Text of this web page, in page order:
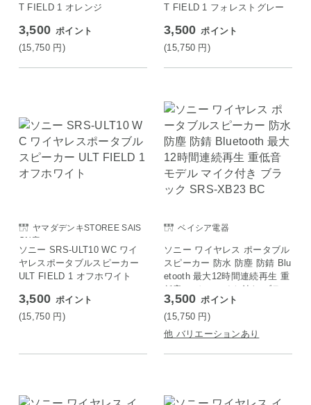
T FIELD 1 オレンジ
3,500 ポイント
(15,750 円)
T FIELD 1 フォレストグレー
3,500 ポイント
(15,750 円)
ヤマダデンキSTOREE SAIS
ON店
ソニー SRS-ULT10 WC ワイ
ヤレスポータブルスピーカー
ULT FIELD 1 オフホワイト
3,500 ポイント
(15,750 円)
ベイシア電器
ソニー ワイヤレス ポータブル
スピーカー 防水 防塵 防錆 Blu
etooth 最大12時間連続再生 重
低音モデル マイク付き ブラッ
ク SRS-XB23 BC
3,500 ポイント
(15,750 円)
他 バリエーションあり